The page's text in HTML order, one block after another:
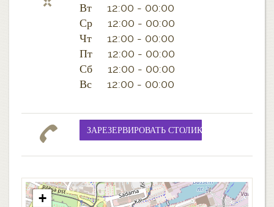
Вт 12:00 - 00:00
Ср 12:00 - 00:00
Чт 12:00 - 00:00
Пт 12:00 - 00:00
Сб 12:00 - 00:00
Вс 12:00 - 00:00
+